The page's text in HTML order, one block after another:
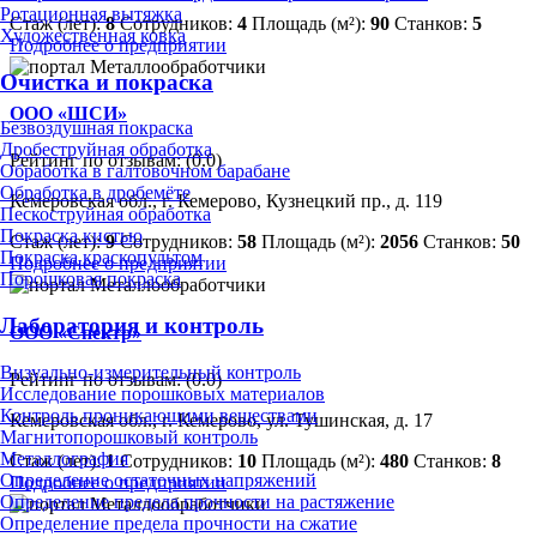
Ротационная вытяжка
Художественная ковка
Очистка и покраска
Безвоздушная покраска
Дробеструйная обработка
Обработка в галтовочном барабане
Обработка в дробемёте
Пескоструйная обработка
Покраска кистью
Покраска краскопультом
Порошковая покраска
Лаборатория и контроль
Визуально-измерительный контроль
Исследование порошковых материалов
Контроль проникающими веществами
Магнитопорошковый контроль
Металлография
Определение остаточных напряжений
Определение предела прочности на растяжение
Определение предела прочности на сжатие
Стаж (лет):8 Сотрудников: 4 Площадь (м²): 90 Станков: 5
Подробнее о предприятии
ООО «ШСИ»
Рейтинг по отзывам:(0.0)
Кемеровская обл., г. Кемерово, Кузнецкий пр., д. 119
Стаж (лет):9 Сотрудников: 58 Площадь (м²): 2056 Станков: 50
Подробнее о предприятии
ООО «Спектр»
Рейтинг по отзывам:(0.0)
Кемеровская обл., г. Кемерово, ул. Тушинская, д. 17
Стаж (лет):1 Сотрудников: 10 Площадь (м²): 480 Станков: 8
Подробнее о предприятии